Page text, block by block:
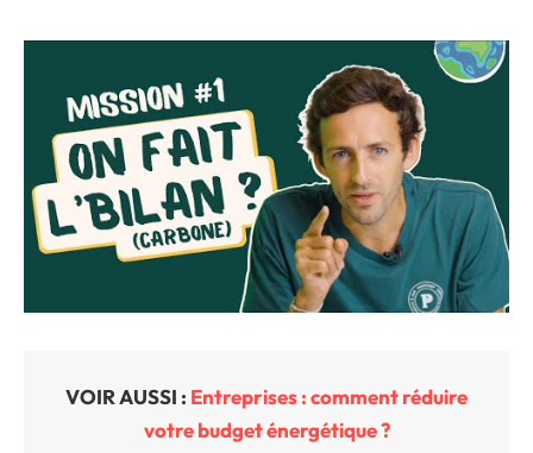
VOIR AUSSI : Entreprises : comment réduire
votre budget énergétique ?